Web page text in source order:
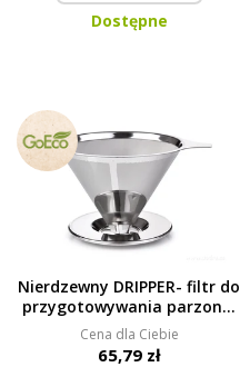
Dostępne
Nierdzewny DRIPPER- filtr do
przygotowywania parzonej
kawy
Cena dla Ciebie
65,79 zł